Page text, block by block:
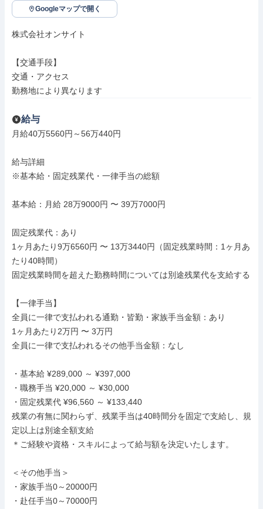
Googleマップで開く
株式会社オンサイト
【交通手段】
交通・アクセス
勤務地により異なります
給与
月給40万5560円～56万440円
給与詳細
※基本給・固定残業代・一律手当の総額
基本給：月給 28万9000円 〜 39万7000円
固定残業代：あり
1ヶ月あたり9万6560円 〜 13万3440円（固定残業時間：1ヶ月あ
たり40時間）
固定残業時間を超えた勤務時間については別途残業代を支給する
【一律手当】
全員に一律で支払われる通勤・皆勤・家族手当金額：あり
1ヶ月あたり2万円 〜 3万円
全員に一律で支払われるその他手当金額：なし
・基本給 ¥289,000 ～ ¥397,000
・職務手当 ¥20,000 ～ ¥30,000
・固定残業代 ¥96,560 ～ ¥133,440
残業の有無に関わらず、残業手当は40時間分を固定で支給し、規
定以上は別途全額支給
＊ご経験や資格・スキルによって給与額を決定いたします。
＜その他手当＞
・家族手当0～20000円
・赴任手当0～70000円